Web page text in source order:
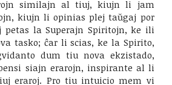
similajn al tiuj, kiujn li jam
kiujn li opinias plej taŭgaj por
petas la Superajn Spiritojn, ke ili
tasko; ĉar li scias, ke la Spirito,
dum tiu nova ekzistado,
siajn erarojn, inspirante al li
eraroj. Pro tiu intuicio mem vi